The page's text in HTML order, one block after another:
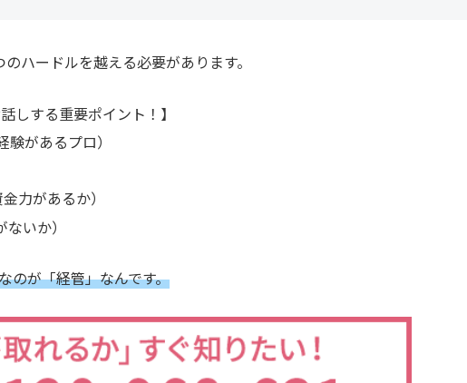
ハードルを越える必要があります。
しする重要ポイント！】
があるプロ）
力があるか）
いか）
のが「経管」なんです。